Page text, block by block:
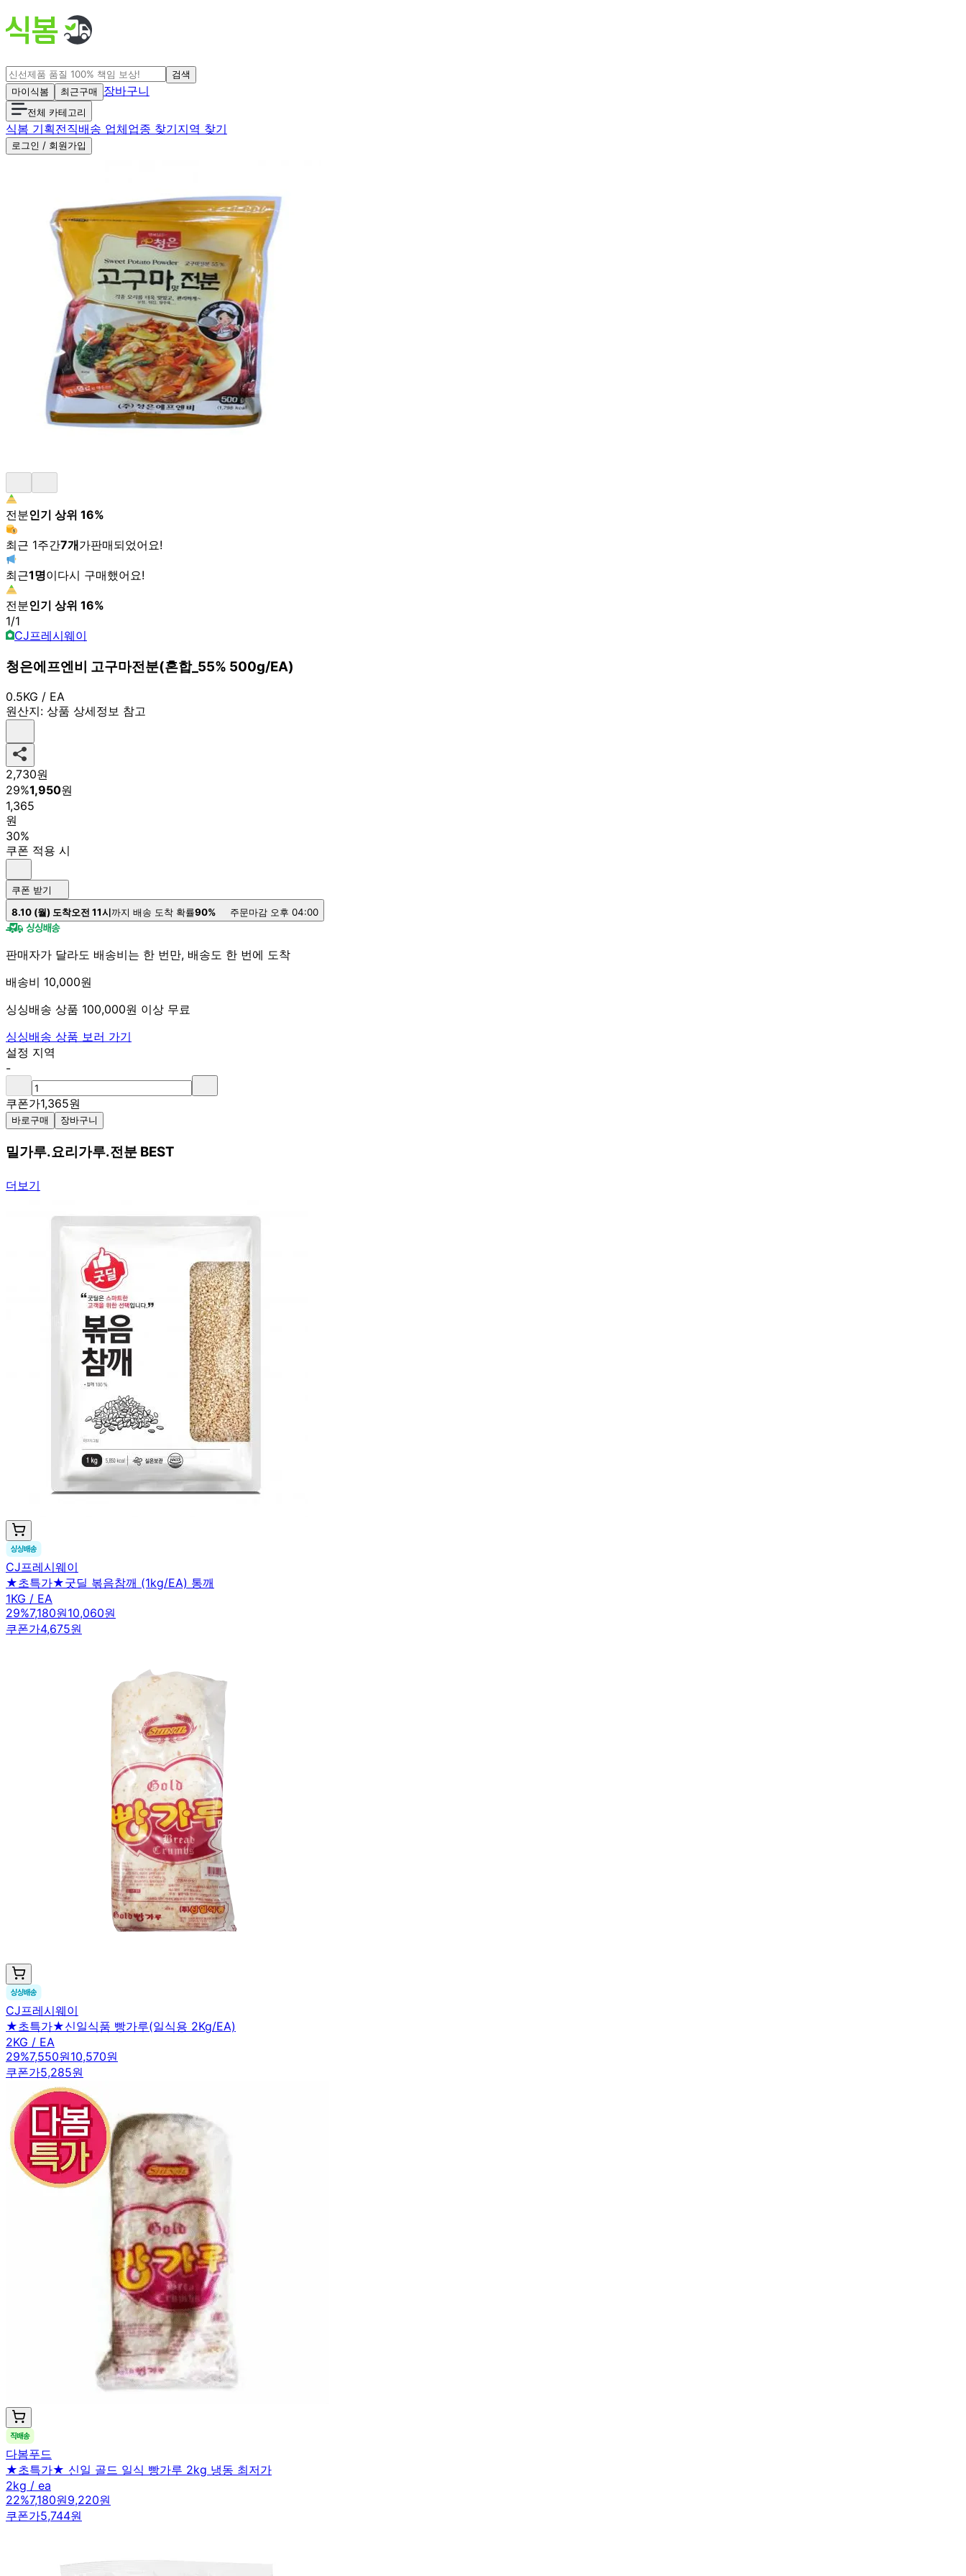
검색
마이식봄
최근구매 장바구니
전체 카테고리
식봄 기획전직배송 업체업종 찾기지역 찾기
로그인 / 회원가입
전분인기 상위 16%
최근 1주간7개가판매되었어요!
최근1명이다시 구매했어요!
전분인기 상위 16%
1/1
CJ프레시웨이
청은에프엔비 고구마전분(혼합_55% 500g/EA)
0.5KG / EA
원산지: 상품 상세정보 참고
2,730원
29%1,950원
1,365
원
30%
쿠폰 적용 시
쿠폰 받기
8.10 (월) 도착오전 11시까지 배송 도착 확률90% 주문마감 오후 04:00
판매자가 달라도 배송비는 한 번만, 배송도 한 번에 도착
배송비 10,000원
싱싱배송 상품 100,000원 이상 무료
싱싱배송 상품 보러 가기
설정 지역
-
쿠폰가1,365원
바로구매 장바구니
밀가루.요리가루.전분 BEST
더보기
CJ프레시웨이
★초특가★굿딜 볶음참깨 (1kg/EA) 통깨
1KG / EA
29%7,180원10,060원
쿠폰가4,675원
CJ프레시웨이
★초특가★신일식품 빵가루(일식용 2Kg/EA)
2KG / EA
29%7,550원10,570원
쿠폰가5,285원
다봄푸드
★초특가★ 신일 골드 일식 빵가루 2kg 냉동 최저가
2kg / ea
22%7,180원9,220원
쿠폰가5,744원